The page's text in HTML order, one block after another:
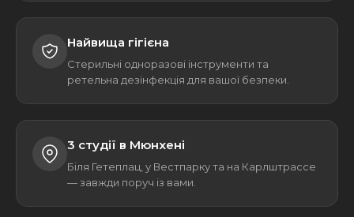
Найвища гігієна
Стерильні одноразові інструменти та
ретельна дезінфекція для вашої безпеки.
3 студії в Мюнхені
Біля Гетеплац, у Вестпарку та на Карлштрассе
— завжди поруч із вами.